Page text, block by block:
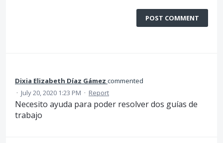
POST COMMENT
Dixia Elizabeth Díaz Gámez commented
· July 20, 2020 1:23 PM · Report
Necesito ayuda para poder resolver dos guías de
trabajo